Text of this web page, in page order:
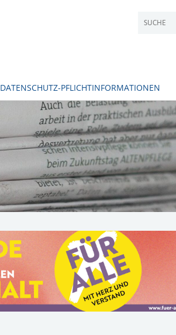
DATENSCHUTZ-PFLICHTINFORMATIONEN